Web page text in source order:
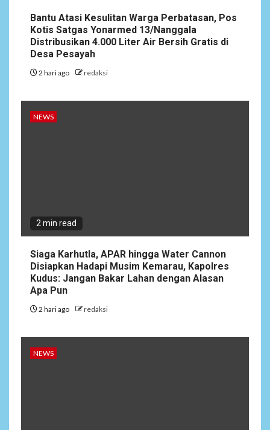
Bantu Atasi Kesulitan Warga Perbatasan, Pos
Kotis Satgas Yonarmed 13/Nanggala
Distribusikan 4.000 Liter Air Bersih Gratis di
Desa Pesayah
2 hari ago redaksi
NEWS
2 min read
Siaga Karhutla, APAR hingga Water Cannon
Disiapkan Hadapi Musim Kemarau, Kapolres
Kudus: Jangan Bakar Lahan dengan Alasan
Apa Pun
2 hari ago redaksi
NEWS